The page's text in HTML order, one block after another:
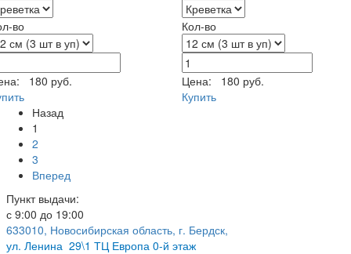
во
180 руб.
Кол-во
Цена:
180 руб.
Купить
Назад
1
2
3
Вперед
Пункт выдачи:
с 9:00 до 19:00
633010, Новосибирская область, г. Бердск,
ул. Ленина 29\1 ТЦ Европа 0-й этаж